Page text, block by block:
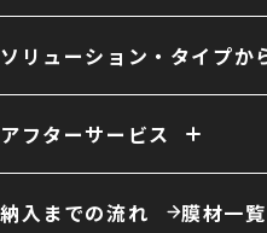
開口／出入口 庇／側面開口 雨
換気
ファン 照明 室内床
ソリューション・タイプか
ーソリューション例
農業用倉庫
車庫・格納庫
保温・保冷対応倉庫
仮置場 室
スポーツ施設・室内運動場
室内
アフターサービス
膜材張り替え・建て替え 膜材劣
納入までの流れ 膜材一覧